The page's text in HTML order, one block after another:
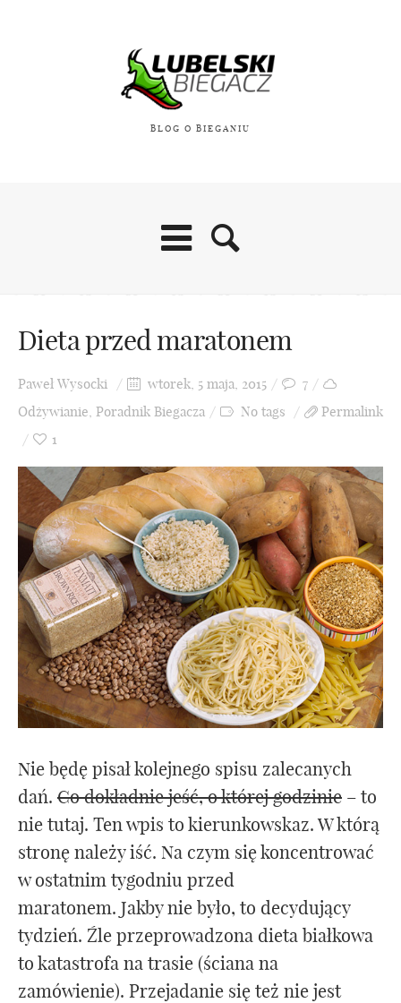
BLOG O BIEGANIU
Dieta przed maratonem
Paweł Wysocki wtorek, 5 maja, 2015
7
Odżywianie, Poradnik Biegacza No tags
Permalink
1
Nie będę pisał kolejnego spisu zalecanych
dań. Co dokładnie jeść, o której godzinie – to
nie tutaj. Ten wpis to kierunkowskaz. W którą
stronę należy iść. Na czym się koncentrować
w ostatnim tygodniu przed
maratonem. Jakby nie było, to decydujący
tydzień. Źle przeprowadzona dieta białkowa
to katastrofa na trasie (ściana na
zamówienie). Przejadanie się też nie jest